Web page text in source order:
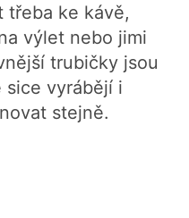
třeba ke kávě,
výlet nebo jimi
trubičky jsou
sice vyrábějí i
stejně.